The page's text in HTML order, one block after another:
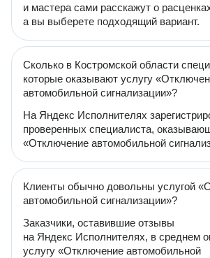
и мастера сами расскажут о
а вы выберете подходящий вариант.
Сколько в Костромской области
которые оказывают услугу
автомобильной сигнализации»?
На Яндекс Исполнителях
проверенных специалиста,
«Отключение автомобильной
Клиенты обычно довольны услугой
автомобильной сигнализации»?
Заказчики, оставившие отзывы
на Яндекс Исполнителях, в среднем
услугу «Отключение автомобильной